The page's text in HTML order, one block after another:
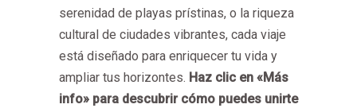
serenidad de playas prístinas, o la riqueza
cultural de ciudades vibrantes, cada viaje
está diseñado para enriquecer tu vida y
ampliar tus horizontes. Haz clic en «Más
info» para descubrir cómo puedes unirte